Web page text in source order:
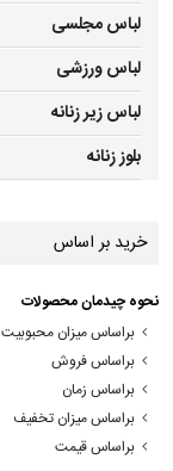
لباس مجلسی
لباس ورزشی
لباس زیر زنانه
بلوز زنانه
خرید بر اساس
نحوه چیدمان محصولات
براساس میزان محبوبیت
براساس فروش
براساس زمان
براساس میزان تخفیف
براساس قیمت